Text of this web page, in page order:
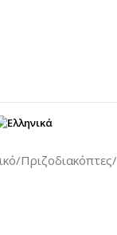
/Πριζοδιακόπτες/